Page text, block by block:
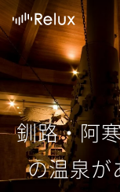
釧路・阿
の温泉が